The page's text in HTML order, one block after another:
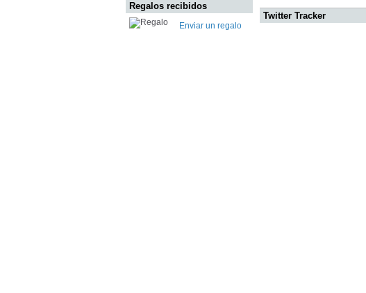
Regalos recibidos
Enviar un regalo
Twitter Tracker